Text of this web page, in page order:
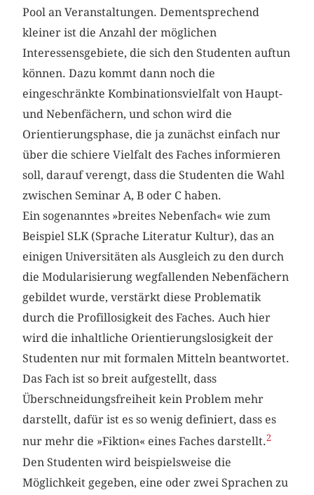
Pool an Veranstaltungen. Dementsprechend
kleiner ist die Anzahl der möglichen
Interessensgebiete, die sich den Studenten auftun
können. Dazu kommt dann noch die
eingeschränkte Kombinationsvielfalt von Haupt-
und Nebenfächern, und schon wird die
Orientierungsphase, die ja zunächst einfach nur
über die schiere Vielfalt des Faches informieren
soll, darauf verengt, dass die Studenten die Wahl
zwischen Seminar A, B oder C haben.
Ein sogenanntes »breites Nebenfach« wie zum
Beispiel SLK (Sprache Literatur Kultur), das an
einigen Universitäten als Ausgleich zu den durch
die Modularisierung wegfallenden Nebenfächern
gebildet wurde, verstärkt diese Problematik
durch die Profillosigkeit des Faches. Auch hier
wird die inhaltliche Orientierungslosigkeit der
Studenten nur mit formalen Mitteln beantwortet.
Das Fach ist so breit aufgestellt, dass
Überschneidungsfreiheit kein Problem mehr
darstellt, dafür ist es so wenig definiert, dass es
nur mehr die »Fiktion« eines Faches darstellt.2
Den Studenten wird beispielsweise die
Möglichkeit gegeben, eine oder zwei Sprachen zu